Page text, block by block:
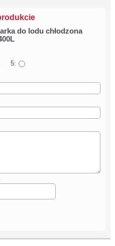
do lodu chłodzona
5: